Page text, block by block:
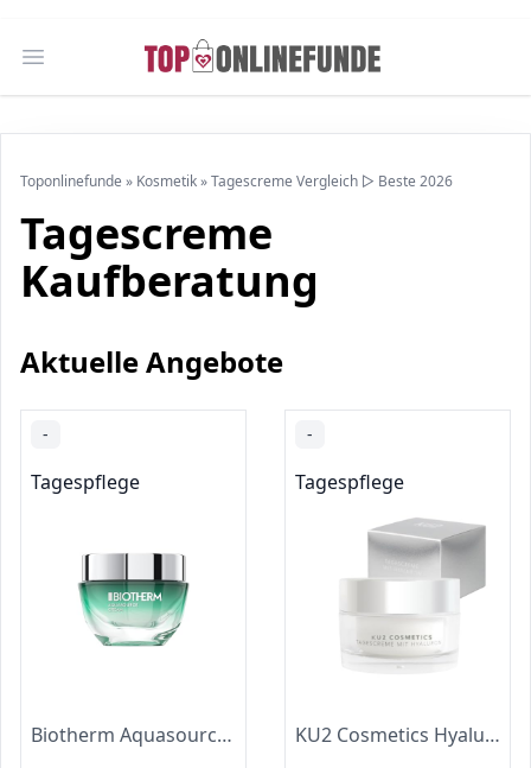
Open main menu
Toponlinefunde » Kosmetik»Tagescreme Vergleich ▷ Beste 2026
Tagescreme
Kaufberatung
Aktuelle Angebote
-
Tagespflege
Biotherm Aquasource Tagescreme für normale Haut, 50 ml Pflege
-
Tagespflege
KU2 Cosmetics Hyaluron Tagescreme Gesicht, 50ml